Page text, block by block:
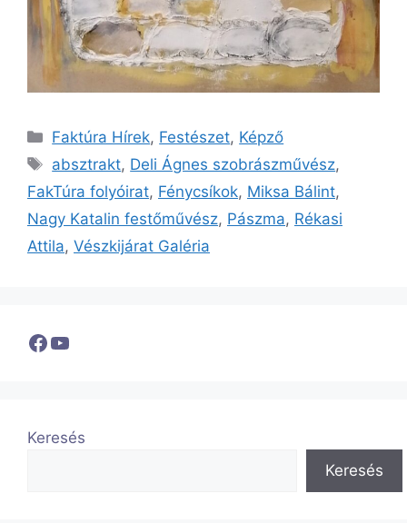
Kategória
Faktúra Hírek, Festészet, Képző
Címkék
absztrakt, Deli Ágnes szobrászművész,
FakTúra folyóirat, Fénycsíkok, Miksa Bálint,
Nagy Katalin festőművész, Pászma, Rékasi
Attila, Vészkijárat Galéria
Facebook
YouTube
Keresés
Keresés